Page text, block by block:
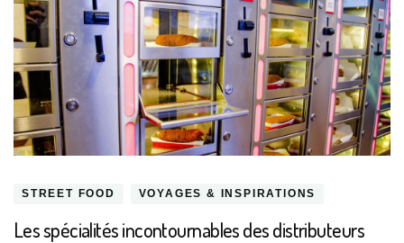
STREET FOOD VOYAGES & INSPIRATIONS
Les spécialités incontournables des distributeurs